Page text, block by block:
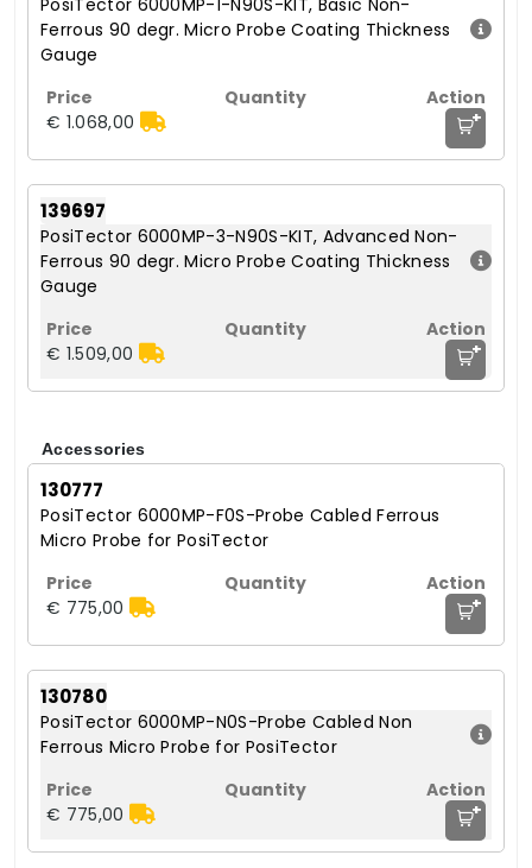
Ferrous 90 degr. Micro Probe Coating Thickness
Gauge
€ 1.068,00 +
139697
PosiTector 6000MP-3-N90S-KIT, Advanced Non-
Ferrous 90 degr. Micro Probe Coating Thickness
Gauge
€ 1.509,00 +
Accessories
130777
PosiTector 6000MP-F0S-Probe Cabled Ferrous
Micro Probe for PosiTector
€ 775,00 +
130780
PosiTector 6000MP-N0S-Probe Cabled Non
Ferrous Micro Probe for PosiTector
€ 775,00 +